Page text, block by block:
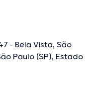
ela faz parte de
visando ter
de
artigos.
- Bela Vista, São
Paulo (SP), Estado